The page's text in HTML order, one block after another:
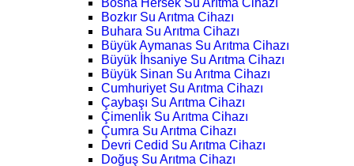
Bosna Hersek Su Arıtma Cihazı
Bozkır Su Arıtma Cihazı
Buhara Su Arıtma Cihazı
Büyük Aymanas Su Arıtma Cihazı
Büyük İhsaniye Su Arıtma Cihazı
Büyük Sinan Su Arıtma Cihazı
Cumhuriyet Su Arıtma Cihazı
Çaybaşı Su Arıtma Cihazı
Çimenlik Su Arıtma Cihazı
Çumra Su Arıtma Cihazı
Devri Cedid Su Arıtma Cihazı
Doğuş Su Arıtma Cihazı